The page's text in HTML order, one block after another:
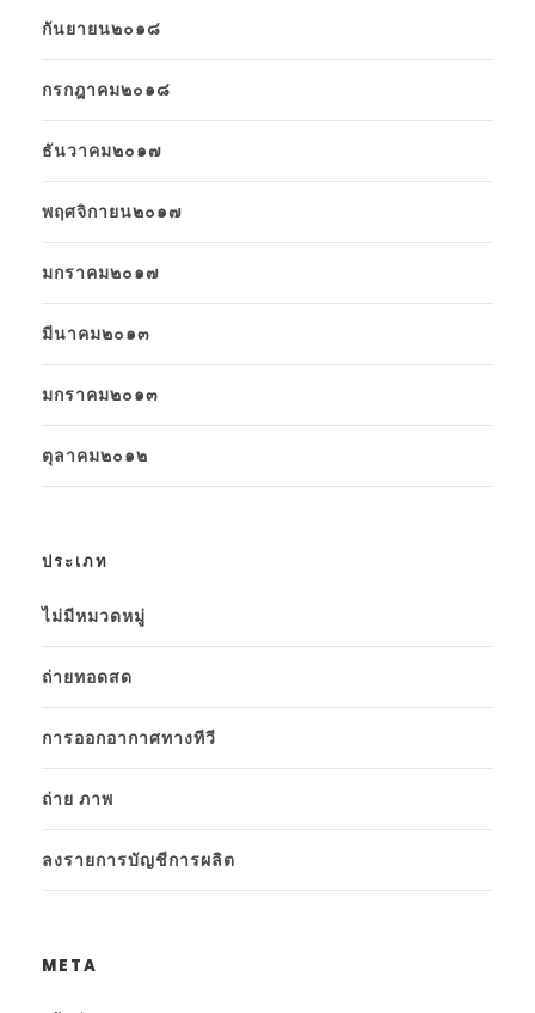
กันยายน๒๐๑๘
กรกฎาคม๒๐๑๘
ธันวาคม๒๐๑๗
พฤศจิกายน๒๐๑๗
มกราคม๒๐๑๗
มีนาคม๒๐๑๓
มกราคม๒๐๑๓
ตุลาคม๒๐๑๒
ประเภท
ไม่มีหมวดหมู่
ถ่ายทอดสด
การออกอากาศทางทีวี
ถ่าย ภาพ
ลงรายการบัญชีการผลิต
META